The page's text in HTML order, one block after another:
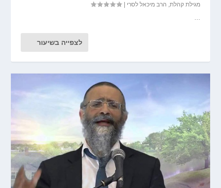
מגילת קהלת הרב מיכאל לסרי |
לצפייה בשיעור